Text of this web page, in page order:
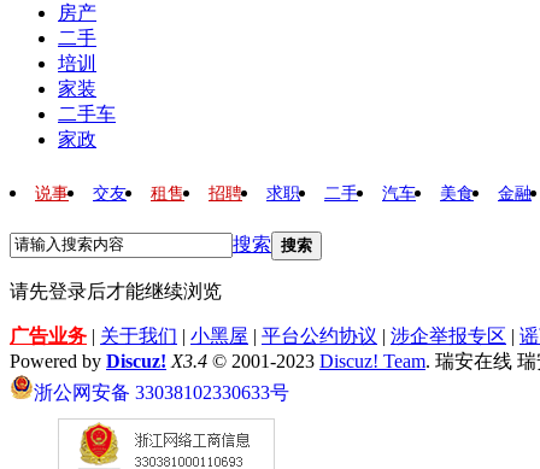
房产
二手
培训
家装
二手车
家政
说事 交友 租售 招聘 求职 二手 汽车 美食 金融
搜索 搜索
请先登录后才能继续浏览
广告业务 | 关于我们 | 小黑屋 | 平台公约协议 | 涉企举报专区 |
Powered by Discuz! X3.4 © 2001-2023 Discuz! Team. 瑞安在线
浙公网安备 33038102330633号